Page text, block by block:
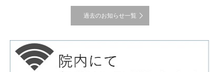
過去のお知らせ一覧